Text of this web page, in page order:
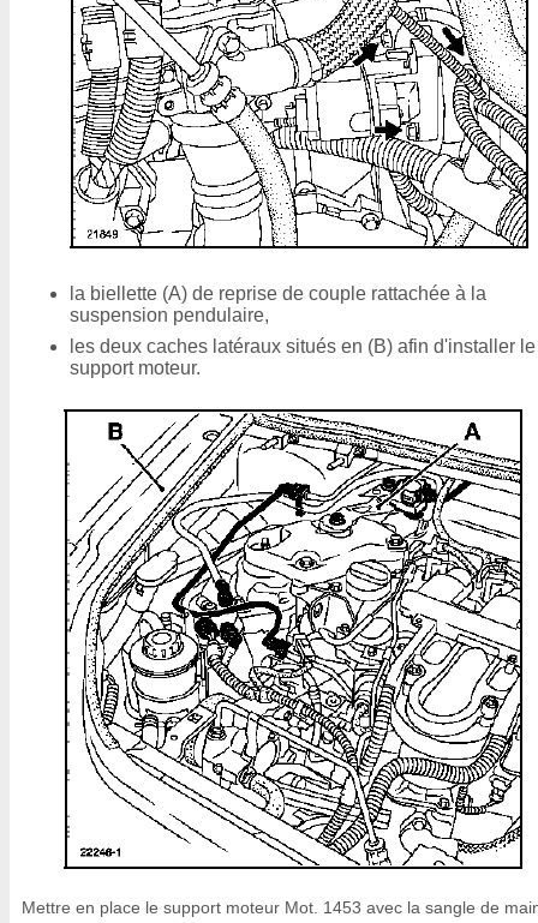
la biellette (A) de reprise de couple rattachée à la
suspension pendulaire,
les deux caches latéraux situés en (B) afin d'installer le
support moteur.
Mettre en place le support moteur Mot. 1453 avec la sangle de